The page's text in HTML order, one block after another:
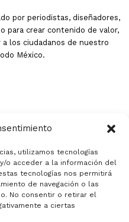
utilizamos tecnologías
o acceder a la información del
tecnologías nos permitirá
de navegación o las
No consentir o retirar el
a ciertas
por periodistas, diseñadores,
para crear contenido de valor,
los ciudadanos de nuestro
México.